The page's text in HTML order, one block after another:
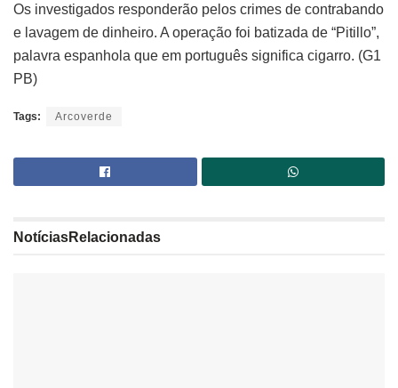
Os investigados responderão pelos crimes de contrabando
e lavagem de dinheiro. A operação foi batizada de “Pitillo”,
palavra espanhola que em português significa cigarro. (G1
PB)
Tags: Arcoverde
NotíciasRelacionadas